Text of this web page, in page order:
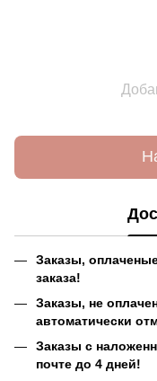
Заказы,
заказа!
Заказы, не
автоматически
Заказы с
почте до 4 дней!